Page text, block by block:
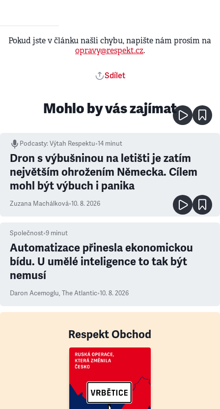
Pokud jste v článku našli chybu, napište nám prosím na
opravy@respekt.cz.
Sdílet
Mohlo by vás zajímat
Podcasty:Výtah Respektu•14 minut
Dron s výbušninou na letišti je zatím
největším ohrožením Německa. Cílem
mohl být výbuch i panika
Zuzana Machálková•10. 8. 2026
Společnost•9 minut
Automatizace přinesla ekonomickou
bídu. U umělé inteligence to tak být
nemusí
Daron Acemoglu, The Atlantic•10. 8. 2026
Respekt Obchod